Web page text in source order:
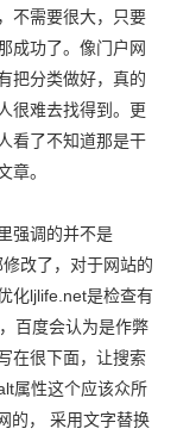
不需要很大，只要
成功了。像门户网
把分类做好，真的
很难去找得到。更
看了不知道那是干
章。
强调的并不是
改了，对于网站的
化ljlife.net是检查有
百度会认为是作弊
在很下面，让搜索
属性这个应该众所
的， 采用文字替换